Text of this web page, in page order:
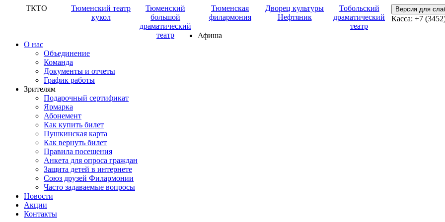
ТКТО
Тюменский театр
кукол
Тюменский
большой
драматический
театр
Тюменская
филармония
Дворец культуры
Нефтяник
Тобольский
драматический
театр
Версия для
Касса: +7
Афиша
О нас
Объединение
Команда
Документы и отчеты
График работы
Зрителям
Подарочный сертификат
Ярмарка
Абонемент
Как купить билет
Пушкинская карта
Как вернуть билет
Правила посещения
Анкета для опроса граждан
Защита детей в интернете
Союз друзей Филармонии
Часто задаваемые вопросы
Новости
Акции
Контакты